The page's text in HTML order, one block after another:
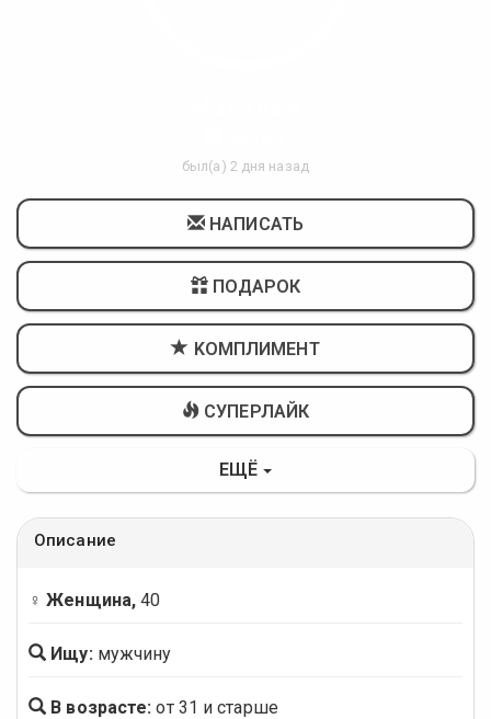
был(а) 2 дня назад
НАПИСАТЬ
ПОДАРОК
KОМПЛИМЕНТ
СУПЕРЛАЙК
ЕЩЁ
Описание
♀ Женщина, 40
Ищу: мужчину
В возрасте: от 31 и старше